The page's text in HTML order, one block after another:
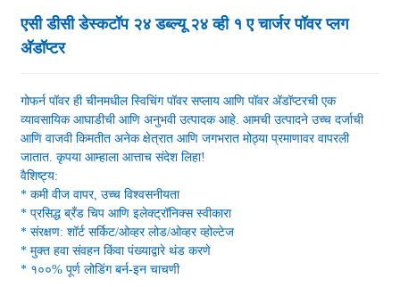
एसी डीसी डेस्कटॉप २४ डब्ल्यू २४ व्ही १ ए चार्जर पॉवर प्लग
अ‍ॅडॉप्टर
गोफर्न पॉवर ही चीनमधील स्विचिंग पॉवर सप्लाय आणि पॉवर अ‍ॅडॉप्टरची एक
व्यावसायिक आघाडीची आणि अनुभवी उत्पादक आहे. आमची उत्पादने उच्च दर्जाची
आणि वाजवी किमतीत अनेक क्षेत्रात आणि जगभरात मोठ्या प्रमाणावर वापरली
जातात. कृपया आम्हाला आत्ताच संदेश लिहा!
वैशिष्ट्य:
* कमी वीज वापर, उच्च विश्वसनीयता
* प्रसिद्ध ब्रँड चिप आणि इलेक्ट्रॉनिक्स स्वीकारा
* संरक्षण: शॉर्ट सर्किट/ओव्हर लोड/ओव्हर व्होल्टेज
* मुक्त हवा संवहन किंवा पंख्याद्वारे थंड करणे
* १००% पूर्ण लोडिंग बर्न-इन चाचणी